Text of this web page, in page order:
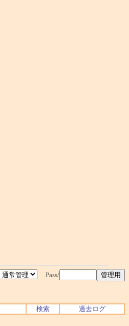
Pass/
検索 過去ログ